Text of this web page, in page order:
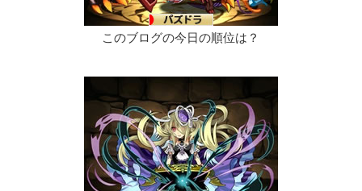
このブログの今日の順位は？